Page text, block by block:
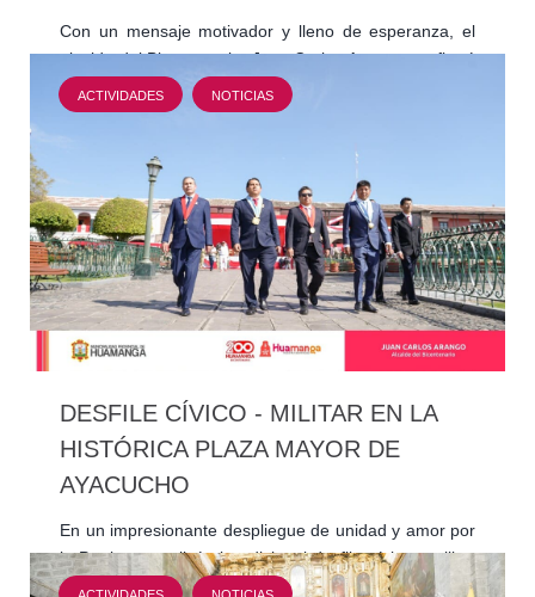
Con un mensaje motivador y lleno de esperanza, el
alcalde del Bicentenario, Juan Carlos Arango, reafirmó
su compromiso para continuar trabajando sin…
ACTIVIDADES NOTICIAS
DESFILE CÍVICO - MILITAR EN LA
HISTÓRICA PLAZA MAYOR DE
AYACUCHO
En un impresionante despliegue de unidad y amor por
la Patria se realizó el tradicional desfile cívico - militar
en la histórica Plaza Mayor de Ayacucho,…